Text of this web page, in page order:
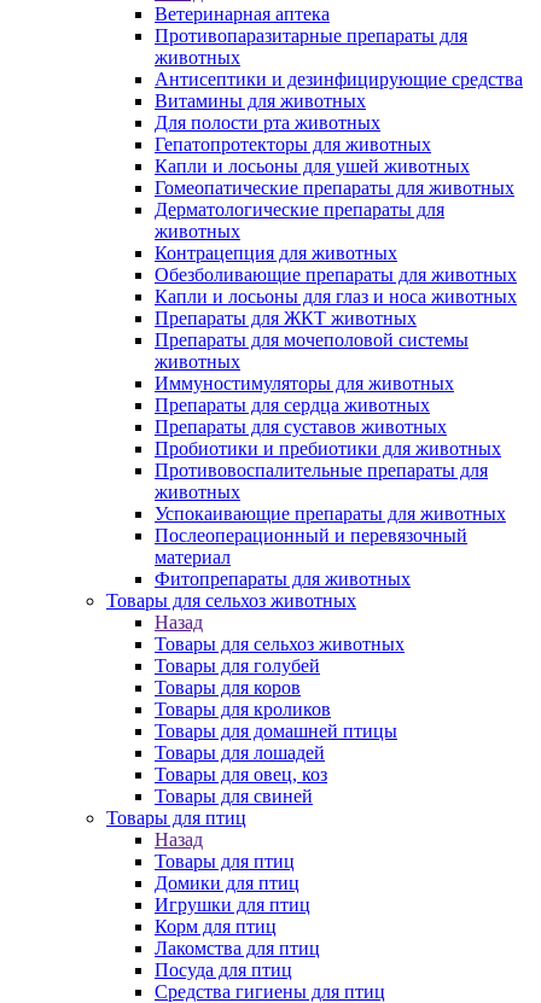
Ветеринарная аптека
Противопаразитарные препараты для
животных
Антисептики и дезинфицирующие средства
Витамины для животных
Для полости рта животных
Гепатопротекторы для животных
Капли и лосьоны для ушей животных
Гомеопатические препараты для животных
Дерматологические препараты для
животных
Контрацепция для животных
Обезболивающие препараты для животных
Капли и лосьоны для глаз и носа животных
Препараты для ЖКТ животных
Препараты для мочеполовой системы
животных
Иммуностимуляторы для животных
Препараты для сердца животных
Препараты для суставов животных
Пробиотики и пребиотики для животных
Противовоспалительные препараты для
животных
Успокаивающие препараты для животных
Послеоперационный и перевязочный
материал
Фитопрепараты для животных
Товары для сельхоз животных
Назад
Товары для сельхоз животных
Товары для голубей
Товары для коров
Товары для кроликов
Товары для домашней птицы
Товары для лошадей
Товары для овец, коз
Товары для свиней
Товары для птиц
Назад
Товары для птиц
Домики для птиц
Игрушки для птиц
Корм для птиц
Лакомства для птиц
Посуда для птиц
Средства гигиены для птиц